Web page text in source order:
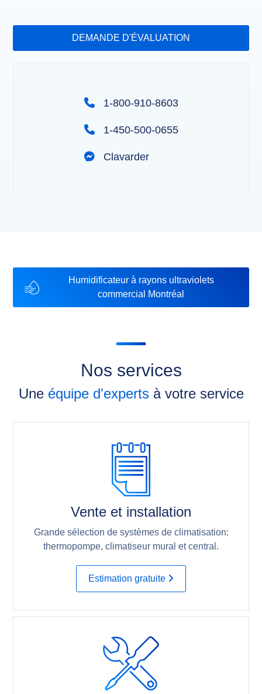
DEMANDE D'ÉVALUATION
1-800-910-8603
1-450-500-0655
Clavarder
Humidificateur à rayons ultraviolets
commercial Montréal
Nos services
Une équipe d'expertsà votre service
Vente et installation
Grande sélection de systèmes de climatisation:
thermopompe, climatiseur mural et central.
Estimation gratuite